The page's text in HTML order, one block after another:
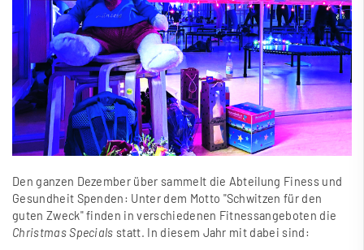
Den ganzen Dezember über sammelt die Abteilung Finess und
Gesundheit Spenden: Unter dem Motto "Schwitzen für den
guten Zweck" finden in verschiedenen Fitnessangeboten die
Christmas Specials statt. In diesem Jahr mit dabei sind: